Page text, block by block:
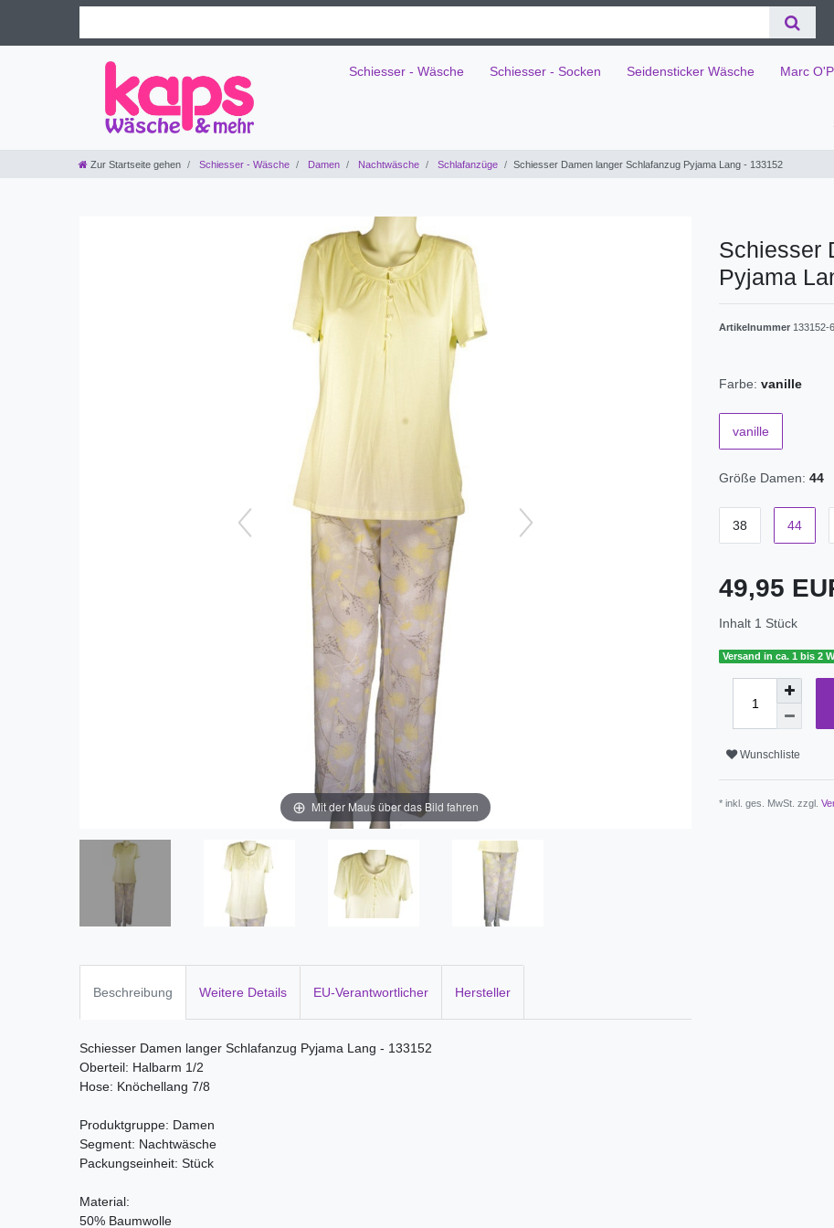
Schiesser - Wäsche Schiesser - Socken Seidensticker Wäsche Marc
Zur Startseite gehen Schiesser - Wäsche Damen Nachtwäsche Schlafanzüge Schiesser Damen langer Schlafanzug Pyjama Lang - 133152
Mit der Maus über das Bild fahren
Schiesser
Pyjama
Artikelnummer 133152-
Farbe: vanille
vanille
Größe Damen: 44
38 44
49,95
Inhalt 1 Stück
Versand in ca. 1 bis 2
Wunschliste
* inkl. ges. MwSt. zzgl.
Beschreibung Weitere Details EU-Verantwortlicher Hersteller
Schiesser Damen langer Schlafanzug Pyjama Lang - 133152
Oberteil: Halbarm 1/2
Hose: Knöchellang 7/8
Produktgruppe: Damen
Segment: Nachtwäsche
Packungseinheit: Stück
Material:
50% Baumwolle